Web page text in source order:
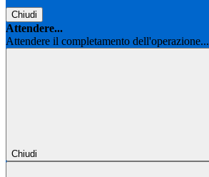
Chiudi
Attendere...
Attendere il completamento dell'operazione...
Chiudi